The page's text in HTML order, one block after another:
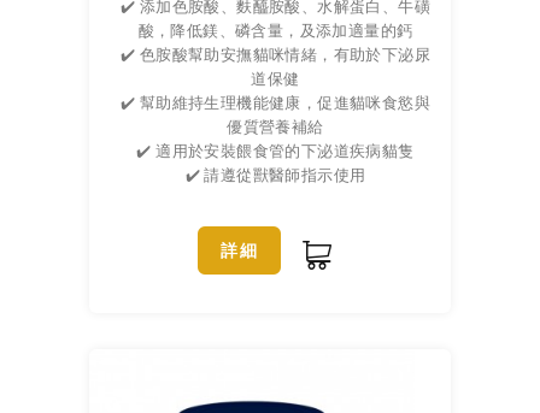
✔️ 添加色胺酸、麩醯胺酸、水解蛋白、牛磺
酸，降低鎂、磷含量，及添加適量的鈣
✔️ 色胺酸幫助安撫貓咪情緒，有助於下泌尿
道保健
✔️ 幫助維持生理機能健康，促進貓咪食慾與
優質營養補給
✔️ 適用於安裝餵食管的下泌道疾病貓隻
✔️ 請遵從獸醫師指示使用
詳細